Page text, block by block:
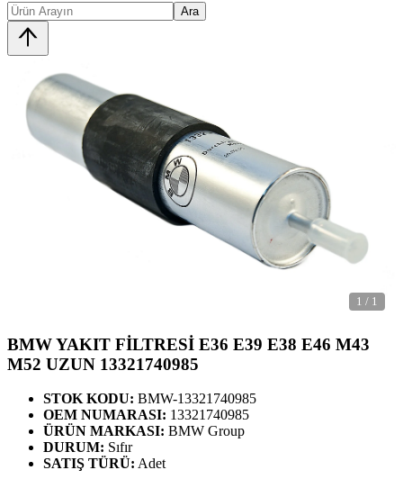
Ara
1 / 1
BMW YAKIT FİLTRESİ E36 E39 E38 E46 M43
M52 UZUN 13321740985
STOK KODU: BMW-13321740985
OEM NUMARASI: 13321740985
ÜRÜN MARKASI: BMW Group
DURUM: Sıfır
SATIŞ TÜRÜ: Adet